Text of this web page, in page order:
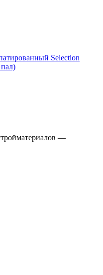
Selection
—